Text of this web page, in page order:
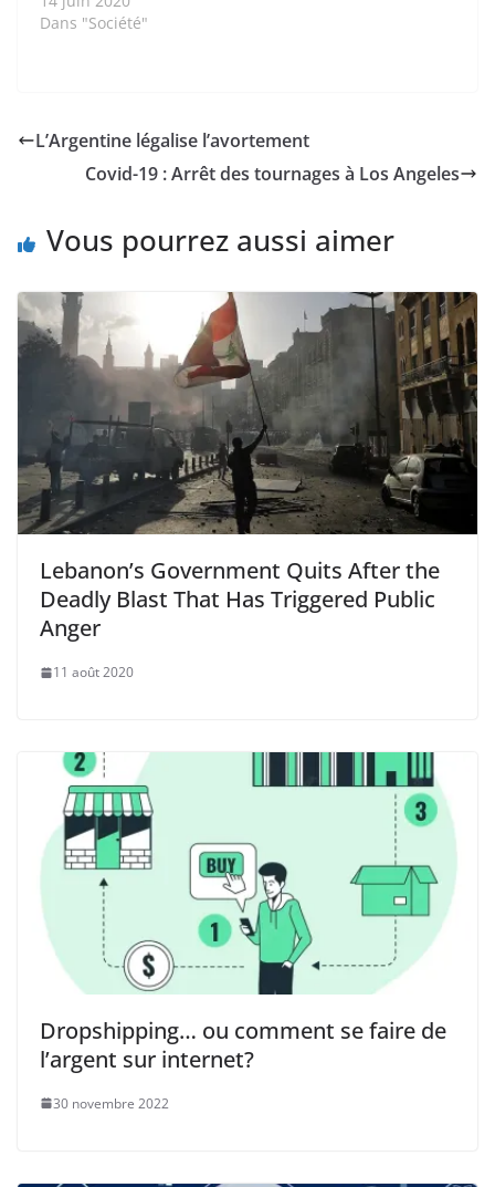
Dans "Société"
L’Argentine légalise l’avortement
Covid-19 : Arrêt des tournages à Los Angeles
Vous pourrez aussi aimer
Lebanon’s Government Quits After the
Deadly Blast That Has Triggered Public
Anger
11 août 2020
Dropshipping… ou comment se faire de
l’argent sur internet?
30 novembre 2022